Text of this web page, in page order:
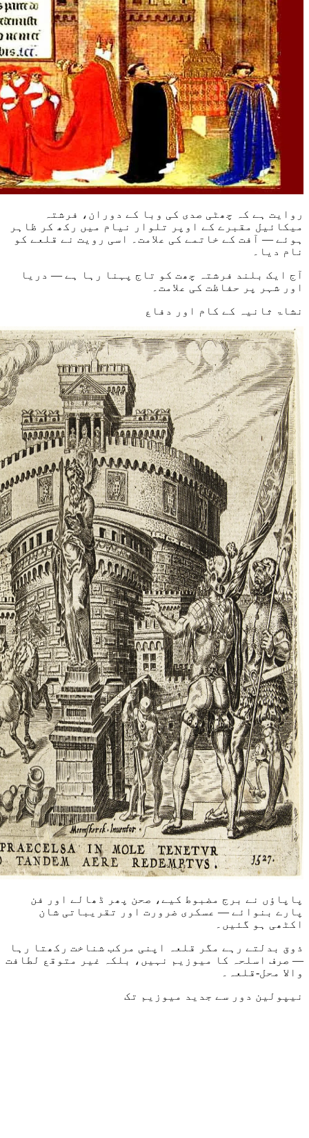
روایت ہے کہ چھٹی صدی کی وبا کے دوران، فرشتہ
میکائیل مقبرے کے اوپر تلوار نیام میں رکھ کر ظاہر
ہوئے — آفت کے خاتمے کی علامت۔ اسی رویت نے قلعے کو
نام دیا۔
آج ایک بلند فرشتہ چھت کو تاج پہنا رہا ہے — دریا
اور شہر پر حفاظت کی علامت۔
نشاۃ ثانیہ کے کام اور دفاع
پاپاؤں نے برج مضبوط کیے، صحن پھر ڈھالے اور فن
پارے بنوائے — عسکری ضرورت اور تقریباتی شان
اکٹھی ہو گئیں۔
ذوق بدلتے رہے مگر قلعہ اپنی مرکب شناخت رکھتا رہا
— صرف اسلحہ کا میوزیم نہیں، بلکہ غیر متوقع لطافت
والا محل‑قلعہ۔
نیپولین دور سے جدید میوزیم تک